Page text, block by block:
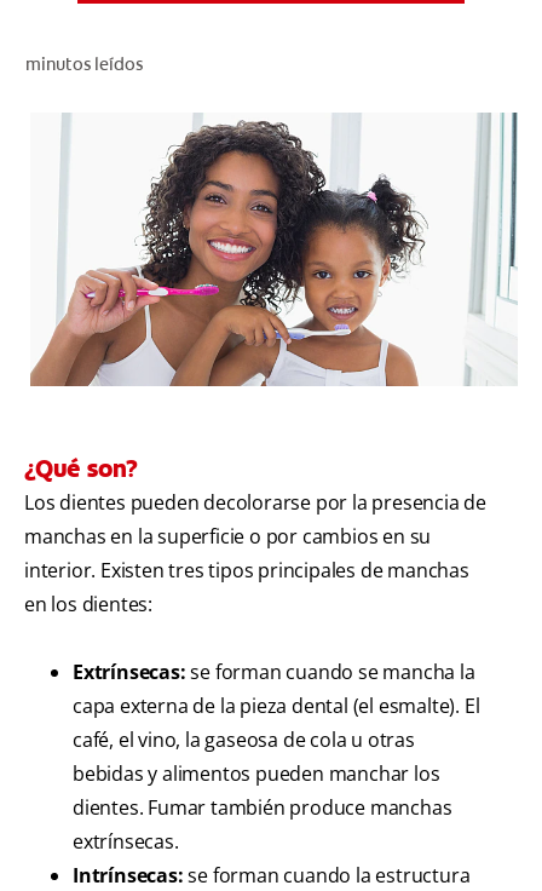
PARA PROFESIONALES
DO (ES)
SUSCRÍBASE
minutos leídos
¿Qué son?
Los dientes pueden decolorarse por la presencia de
manchas en la superficie o por cambios en su
interior. Existen tres tipos principales de manchas
en los dientes:
Extrínsecas:se forman cuando se mancha la
capa externa de la pieza dental (el esmalte). El
café, el vino, la gaseosa de cola u otras
bebidas y alimentos pueden manchar los
dientes. Fumar también produce manchas
extrínsecas.
Intrínsecas:se forman cuando la estructura